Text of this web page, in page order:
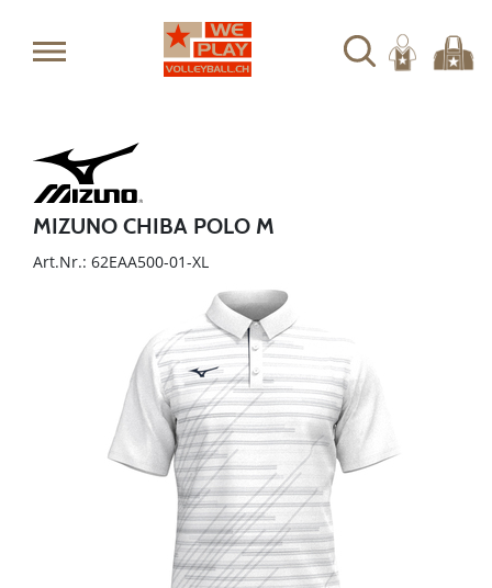
MIZUNO CHIBA POLO M
Art.Nr.: 62EAA500-01-XL